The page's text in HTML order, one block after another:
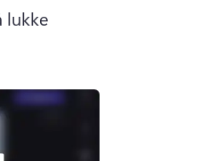
lukke